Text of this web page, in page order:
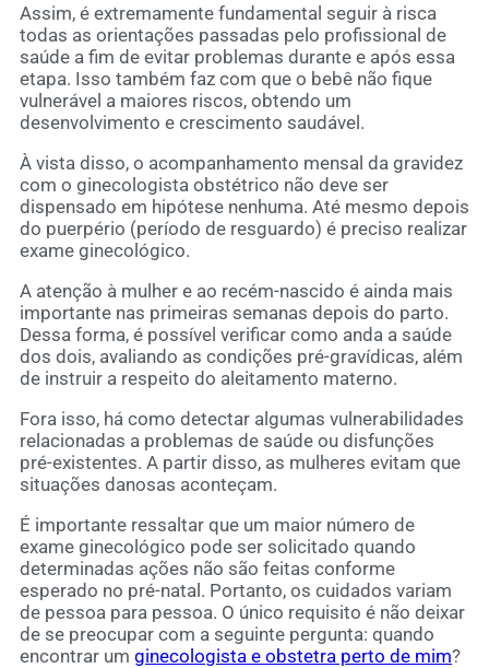
Assim, é extremamente fundamental seguir à risca
todas as orientações passadas pelo profissional de
saúde a fim de evitar problemas durante e após essa
etapa. Isso também faz com que o bebê não fique
vulnerável a maiores riscos, obtendo um
desenvolvimento e crescimento saudável.
À vista disso, o acompanhamento mensal da gravidez
com o ginecologista obstétrico não deve ser
dispensado em hipótese nenhuma. Até mesmo depois
do puerpério (período de resguardo) é preciso realizar
exame ginecológico.
A atenção à mulher e ao recém-nascido é ainda mais
importante nas primeiras semanas depois do parto.
Dessa forma, é possível verificar como anda a saúde
dos dois, avaliando as condições pré-gravídicas, além
de instruir a respeito do aleitamento materno.
Fora isso, há como detectar algumas vulnerabilidades
relacionadas a problemas de saúde ou disfunções
pré-existentes. A partir disso, as mulheres evitam que
situações danosas aconteçam.
É importante ressaltar que um maior número de
exame ginecológico pode ser solicitado quando
determinadas ações não são feitas conforme
esperado no pré-natal. Portanto, os cuidados variam
de pessoa para pessoa. O único requisito é não deixar
de se preocupar com a seguinte pergunta: quando
encontrar um ginecologista e obstetra perto de mim?